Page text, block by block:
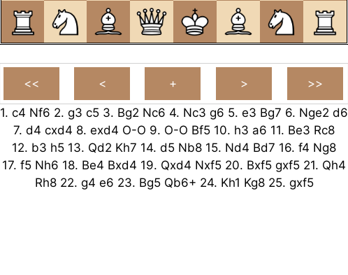
1. c4 Nf6 2. g3 c5 3. Bg2 Nc6 4. Nc3 g6 5. e3 Bg7 6. Nge2 d6
7. d4 cxd4 8. exd4 O-O 9. O-O Bf5 10. h3 a6 11. Be3 Rc8
12. b3 h5 13. Qd2 Kh7 14. d5 Nb8 15. Nd4 Bd7 16. f4 Ng8
17. f5 Nh6 18. Be4 Bxd4 19. Qxd4 Nxf5 20. Bxf5 gxf5 21. Qh4
Rh8 22. g4 e6 23. Bg5 Qb6+ 24. Kh1 Kg8 25. gxf5